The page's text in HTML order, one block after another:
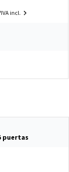
IVA incl.
puertas